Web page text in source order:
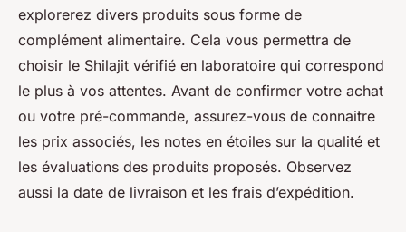
explorerez divers produits sous forme de
complément alimentaire. Cela vous permettra de
choisir le Shilajit vérifié en laboratoire qui correspond
le plus à vos attentes. Avant de confirmer votre achat
ou votre pré-commande, assurez-vous de connaitre
les prix associés, les notes en étoiles sur la qualité et
les évaluations des produits proposés. Observez
aussi la date de livraison et les frais d’expédition.